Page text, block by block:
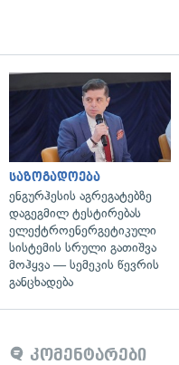
საზოგადოება
ენგურჰესის აგრეგატებზე
დაგეგმილ ტესტირებას
ელექტროენერგეტიკული
სისტემის სრული გათიშვა
მოჰყვა — სემეკის წევრის
განცხადება
კომენტარები